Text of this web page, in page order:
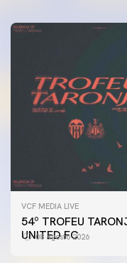
VCF MEDIA LIVE
54º TROFEU
UNITED FC
08 agosto 2026